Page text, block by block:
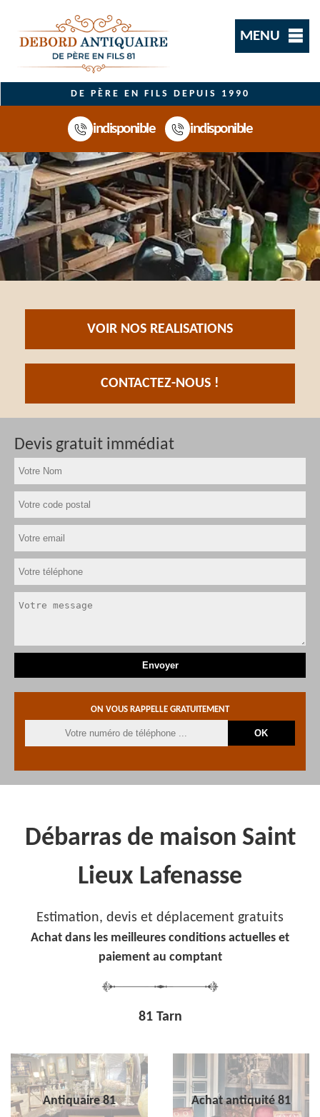
MENU
DE PÈRE EN FILS DEPUIS 1990
indisponible indisponible
VOIR NOS REALISATIONS
CONTACTEZ-NOUS !
Devis gratuit immédiat
ON VOUS RAPPELLE GRATUITEMENT
Débarras de maison Saint
Lieux Lafenasse
Estimation, devis et déplacement gratuits
Achat dans les meilleures conditions actuelles et
paiement au comptant
81 Tarn
Antiquaire 81 Achat antiquité 81